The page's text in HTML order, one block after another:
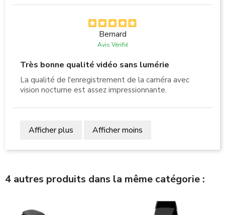
Bernard
Avis Vérifié
Très bonne qualité vidéo sans lumérie
La qualité de l'enregistrement de la caméra avec
vision nocturne est assez impressionnante.
Afficher plus Afficher moins
4 autres produits dans la même catégorie :